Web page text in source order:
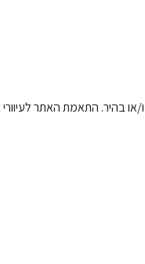
או בהיר. התאמת האתר